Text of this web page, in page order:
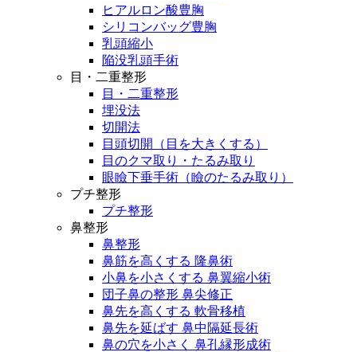
ヒアルロン酸豊胸
シリコンバッグ豊胸
乳頭縮小
陥没乳頭手術
目・二重整形
目・二重整形
埋没法
切開法
目頭切開（目を大きくする）
目のクマ取り・たるみ取り
眼瞼下垂手術（瞼のたるみ取り）
プチ整形
プチ整形
鼻整形
鼻整形
鼻筋を高くする 隆鼻術
小鼻を小さくする 鼻翼縮小術
団子鼻の整形 鼻尖修正
鼻先を高くする 軟骨移植
鼻先を延ばす 鼻中隔延長術
鼻の穴を小さく 鼻孔縁形成術